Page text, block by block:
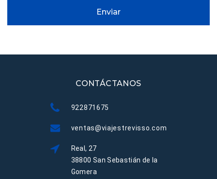
Enviar
CONTÁCTANOS
922871675
ventas@viajestrevisso.com
Real, 27
38800 San Sebastián de la
Gomera